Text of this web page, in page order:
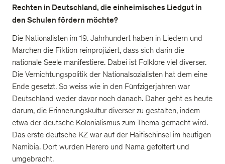
Rechten in Deutschland, die einheimisches Liedgut in
den Schulen fördern möchte?
Die Nationalisten im 19. Jahrhundert haben in Liedern und
Märchen die Fiktion reinprojiziert, dass sich darin die
nationale Seele manifestiere. Dabei ist Folklore viel diverser.
Die Vernichtungspolitik der Nationalsozialisten hat dem eine
Ende gesetzt. So weiss wie in den Fünfzigerjahren war
Deutschland weder davor noch danach. Daher geht es heute
darum, die Erinnerungskultur diverser zu gestalten, indem
etwa der deutsche Kolonialismus zum Thema gemacht wird.
Das erste deutsche KZ war auf der Haifischinsel im heutigen
Namibia. Dort wurden Herero und Nama gefoltert und
umgebracht.